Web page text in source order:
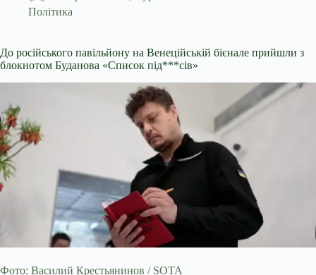
Політика
До російського павільйону на Венеційській бієнале прийшли з
блокнотом Буданова «Список під***сів»
Фото: Василий Крестьянинов / SOTA